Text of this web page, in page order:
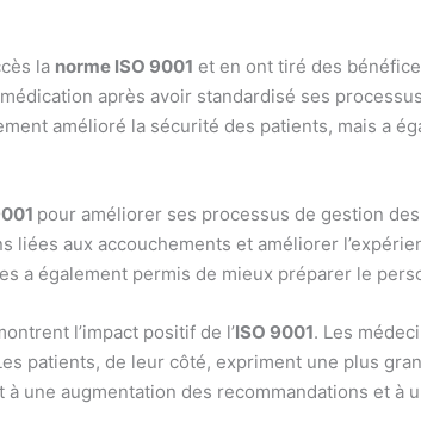
la norme ISO 9001 et en ont tiré des
après avoir standardisé ses
amélioré la sécurité des patients, mais a
pour améliorer ses processus de gestion
aux accouchements et améliorer
a également permis de mieux préparer le
l’impact positif de l’ISO 9001. Les
patients, de leur côté, expriment une plus
une augmentation des recommandations et à